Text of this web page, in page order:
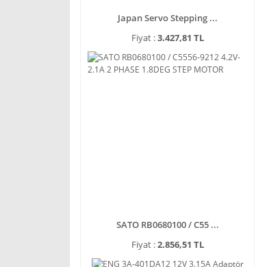
Japan Servo Stepping ...
Fiyat :3.427,81 TL
SATO RB0680100 / C55 ...
Fiyat :2.856,51 TL